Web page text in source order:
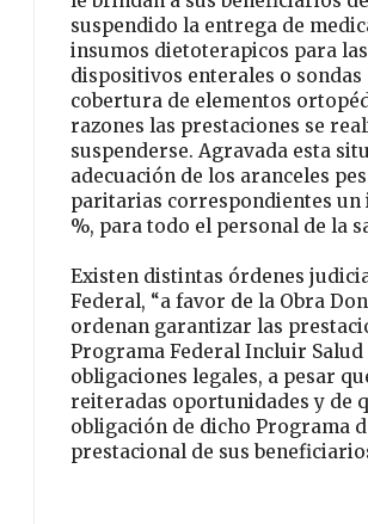
suspendido la entrega de
insumos dietoterapicos para
dispositivos enterales o
cobertura de elementos
razones las prestaciones se
suspenderse. Agravada esta
adecuación de los aranceles
paritarias correspondientes un
%, para todo el personal de la
Existen distintas órdenes
Federal, “a favor de la Obra
ordenan garantizar las
Programa Federal Incluir Salud
obligaciones legales, a pesar
reiteradas oportunidades y de
obligación de dicho Programa
prestacional de sus